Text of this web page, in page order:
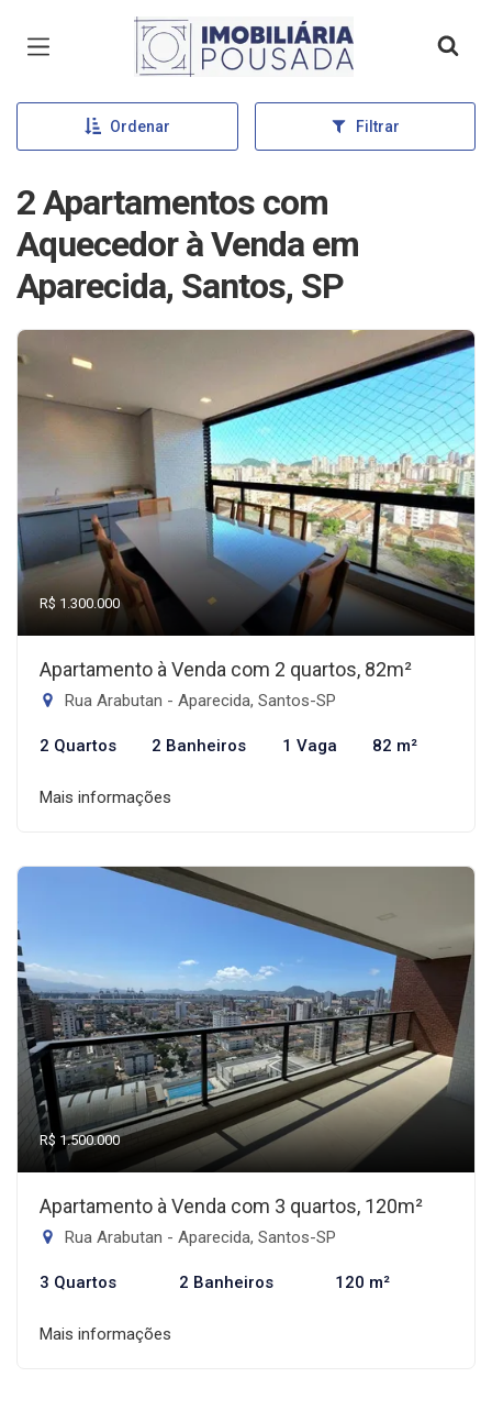
Página inicial
Ordenar Filtrar
2 Apartamentos com
Aquecedor à Venda em
Aparecida, Santos, SP
R$ 1.300.000
Apartamento à Venda com 2 quartos, 82m²
Rua Arabutan - Aparecida, Santos-SP
2 Quartos 2 Banheiros 1 Vaga 82 m²
Mais informações
R$ 1.500.000
Apartamento à Venda com 3 quartos, 120m²
Rua Arabutan - Aparecida, Santos-SP
3 Quartos 2 Banheiros 120 m²
Mais informações